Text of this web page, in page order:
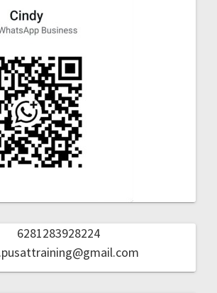
6281283928224